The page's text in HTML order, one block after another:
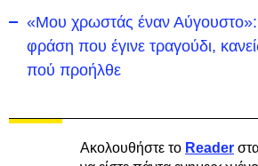
«Μου χρωστάς έναν Αύγουστο»:
φράση που έγινε τραγούδι,
πού προήλθε
Ακολουθήστε το Reader